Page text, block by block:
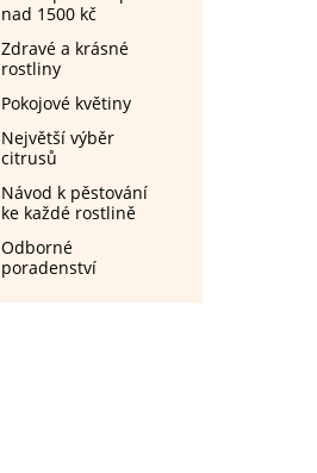
nad 1500 kč
Zdravé a krásné
rostliny
Pokojové květiny
Největší výběr
citrusů
Návod k pěstování
ke každé rostlině
Odborné
poradenství